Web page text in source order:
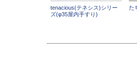
tenacious(テネシス)シリー
ズ(φ35屋内手すり)
た